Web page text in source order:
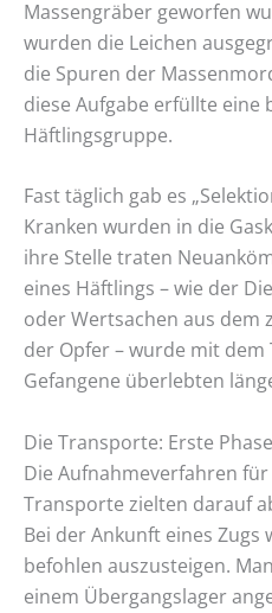
Massengräber geworfen
wurden die Leichen
die Spuren der
diese Aufgabe erfüllte eine
Häftlingsgruppe.
Fast täglich gab es
Kranken wurden in die
ihre Stelle traten
eines Häftlings – wie der
oder Wertsachen aus dem
der Opfer – wurde mit
Gefangene überlebten
Die Transporte: Erste Phase
Die Aufnahmeverfahren
Transporte zielten darauf
Bei der Ankunft eines Zugs
befohlen auszusteigen.
einem Übergangslager